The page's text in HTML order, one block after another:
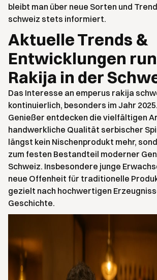
bleibt man über neue Sorten und
schweiz stets informiert.
Aktuelle Trends &
Entwicklungen
Rakija in der
Das Interesse an emperus rakija
kontinuierlich, besonders im Jahr
Genießer entdecken die vielfältigen
handwerkliche Qualität serbischer
längst kein Nischenprodukt mehr,
zum festen Bestandteil moderner
Schweiz. Insbesondere junge
neue Offenheit für traditionelle
gezielt nach hochwertigen
Geschichte.